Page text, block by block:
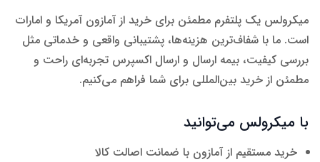
میکرولس یک پلتفرم مطمئن برای خرید از آمازون آمریکا و امارات
است. ما با شفاف‌ترین هزینه‌ها، پشتیبانی واقعی و خدماتی مثل
بررسی کیفیت، بیمه ارسال و ارسال اکسپرس تجربه‌ای راحت و
مطمئن از خرید بین‌المللی برای شما فراهم می‌کنیم.
با میکرولس می‌توانید
خرید مستقیم از آمازون با ضمانت اصالت کالا